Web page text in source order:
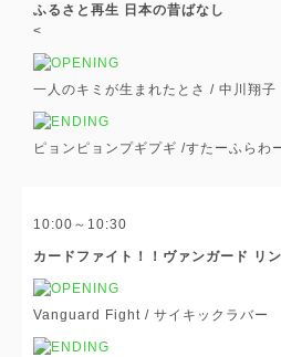
ふるさと再生 日本の昔ばなし
<
一人のキミが生まれたとさ / 中川翔子
ピョンピョンプギプギ /すたーふらわ
10:00～10:30
カードファイト！！ヴァンガード リ
Vanguard Fight / サイキックラバー